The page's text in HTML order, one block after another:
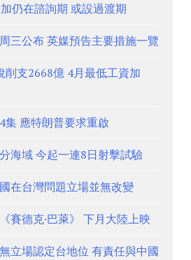
仍在諮詢期 或設過渡期
三公布 英媒預告主要措施一覽
削支2668億 4月最低工資加
集 應特朗普要求重啟
海域 今起一連8日射擊試驗
在台灣問題立場並無改變
賽德克·巴萊》 下月大陸上映
立場認定台地位 有責任與中國